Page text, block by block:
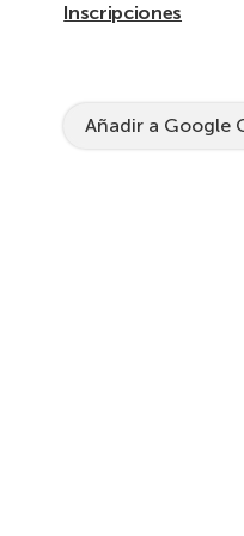
Inscripciones
Añadir a Google